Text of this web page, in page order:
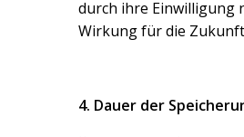
durch ihre Einwilligung
Wirkung für die
4. Dauer der